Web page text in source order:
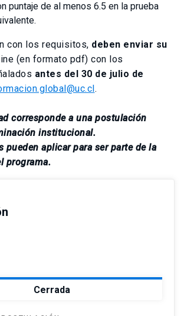
puntaje de al menos 6.5 en la prueba
con los requisitos, deben enviar su
(en formato pdf) con los
antes del 30 de julio de
.
corresponde a una postulación
institucional​.
pueden aplicar para ser parte de la
programa.
Cerrada